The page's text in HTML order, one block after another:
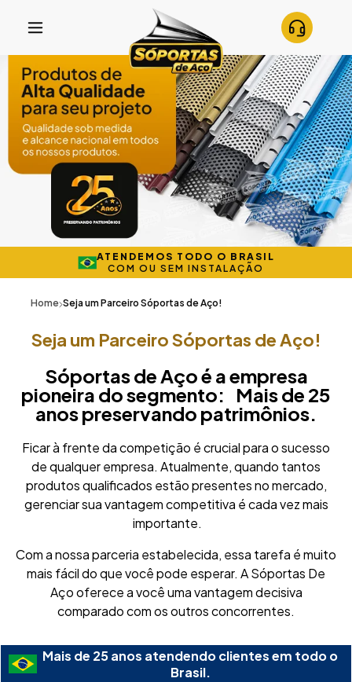
ATENDEMOS TODO O BRASIL
COM OU SEM INSTALAÇÃO
Home Seja um Parceiro Sóportas de Aço!
Seja um Parceiro Sóportas de Aço!
Sóportas de Aço é a empresa
pioneira do segmento: Mais de 25
anos preservando patrimônios.
Ficar à frente da competição é crucial para o sucesso
de qualquer empresa. Atualmente, quando tantos
produtos qualificados estão presentes no mercado,
gerenciar sua vantagem competitiva é cada vez mais
importante.
Com a nossa parceria estabelecida, essa tarefa é muito
mais fácil do que você pode esperar. A Sóportas De
Aço oferece a você uma vantagem decisiva
comparado com os outros concorrentes.
Mais de 25 anos atendendo clientes em todo o
Brasil.